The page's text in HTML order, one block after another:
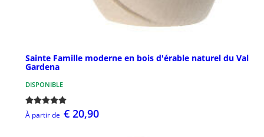
Sainte Famille moderne en bois d'érable naturel du Val
Gardena
DISPONIBLE
À partir de € 20,90